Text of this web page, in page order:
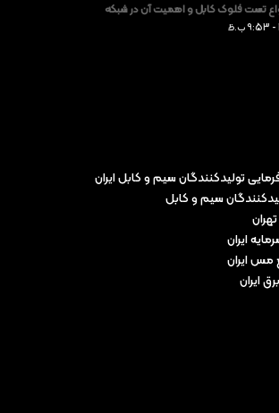
تست فلوک کابل و اهمیت آن در شبکه‌
تولیدکنندگان سیم و کابل ایران
سیم و کابل
ایران
ایران
ایران